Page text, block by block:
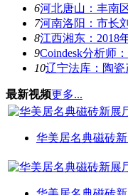
6河北唐山：丰南
7河南洛阳：市长
8江西湘东：2018
9Coindesk分析师
10辽宁法库：陶
最新视频更多...
华美居名典磁砖